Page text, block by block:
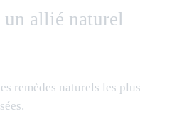
un allié naturel
remèdes naturels les plus